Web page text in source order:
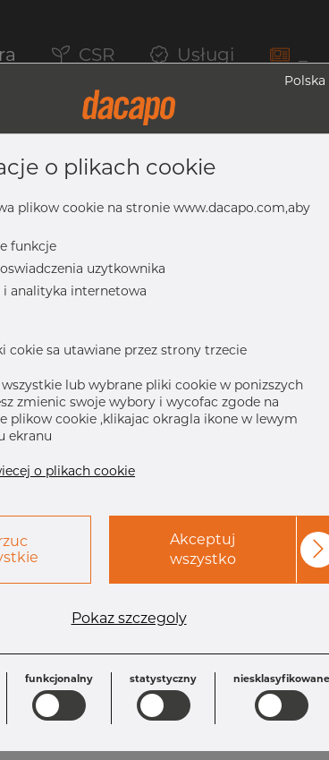
CSR Usługi
ASTM A-403 WP-W, 2 1/2",
WP-W, 2 1/2", spawany
2.1/
T1: 3.05 mm OD: 114.30 mm
Polska
o plikach cookie
plikow cookie na stronie www.dacapo.com,aby
funkcje
uzytkownika
analityka internetowa
cokie sa utawiane przez strony trzecie
lub wybrane pliki cookie w ponizszych
zmienic swoje wybory i wycofac zgode na
plikow cookie ,klikajac okragla ikone w lewym
ekranu
o plikach cookie
Akceptuj
wszystko
Pokaz szczegoly
funkcjonalny statystyczny niesklasyfikowane